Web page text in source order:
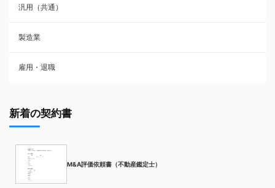
汎用（共通）
製造業
雇用・退職
新着の契約書
M&A評価依頼書（不動産鑑定士）